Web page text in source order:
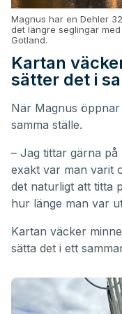
Magnus har en Dehler
det längre seglingar
Gotland.
Kartan
sätter det i
När Magnus
samma ställe.
– Jag tittar gärna
exakt var man varit
det naturligt att titta
hur länge man var
Kartan väcker
sätta det i ett